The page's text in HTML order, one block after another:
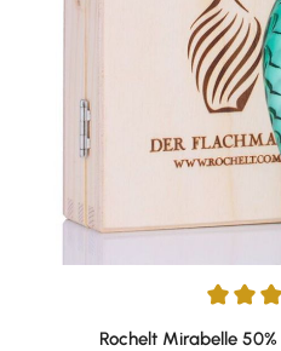
Durchschnittliche Bewertung
Rochelt Mirabelle